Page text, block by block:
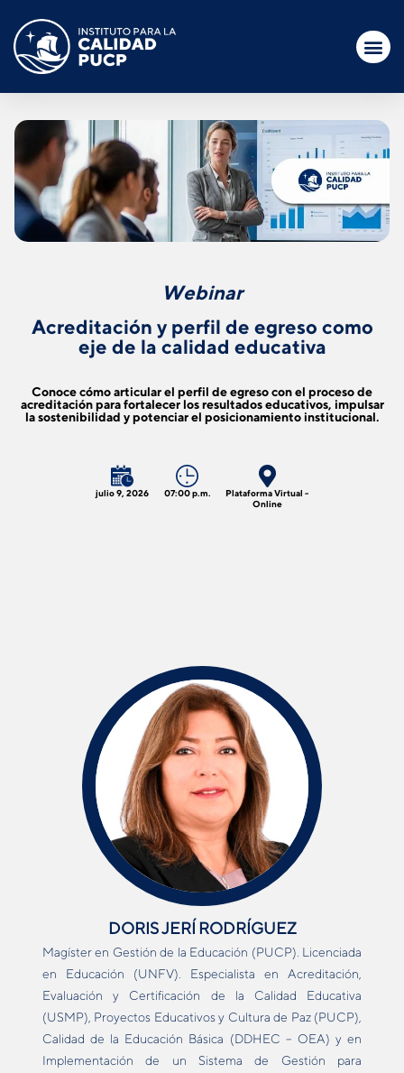
Webinar
Acreditación y perfil de egreso como
eje de la calidad educativa
Conoce cómo articular el perfil de egreso con el proceso de
acreditación para fortalecer los resultados educativos, impulsar
la sostenibilidad y potenciar el posicionamiento institucional.
julio 9, 2026 07:00 p.m.
Plataforma Virtual -
Online
DORIS JERÍ RODRÍGUEZ
Magíster en Gestión de la Educación (PUCP). Licenciada
en Educación (UNFV). Especialista en Acreditación,
Evaluación y Certificación de la Calidad Educativa
(USMP), Proyectos Educativos y Cultura de Paz (PUCP),
Calidad de la Educación Básica (DDHEC – OEA) y en
Implementación de un Sistema de Gestión para